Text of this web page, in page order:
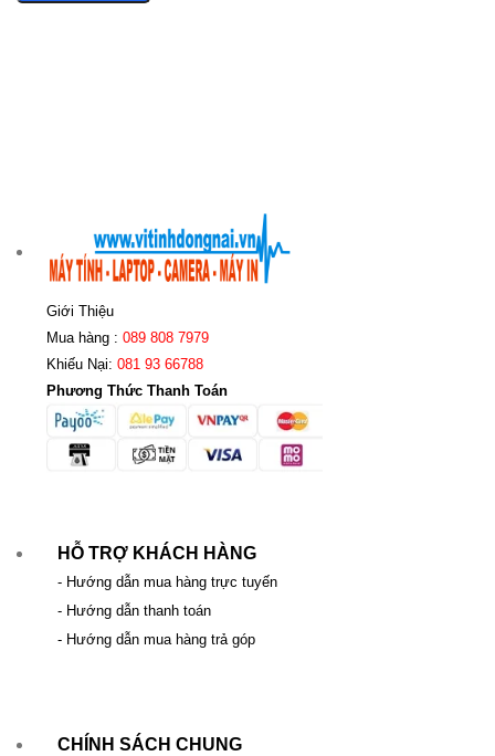
Giới Thiệu
Mua hàng : 089 808 7979
Khiếu Nại: 081 93 66788
Phương Thức Thanh Toán
HỖ TRỢ KHÁCH HÀNG
- Hướng dẫn mua hàng trực tuyến
- Hướng dẫn thanh toán
- Hướng dẫn mua hàng trả góp
CHÍNH SÁCH CHUNG